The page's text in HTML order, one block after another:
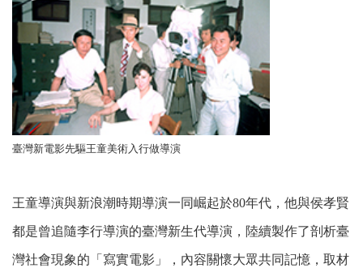
臺灣新電影先驅王童美術入行做導演
王童導演與新浪潮時期導演一同崛起於80年代，他與侯孝賢
都是曾追隨李行導演的臺灣新生代導演，陸續製作了剖析臺
灣社會現象的「寫實電影」，內容關懷大眾共同記憶，取材